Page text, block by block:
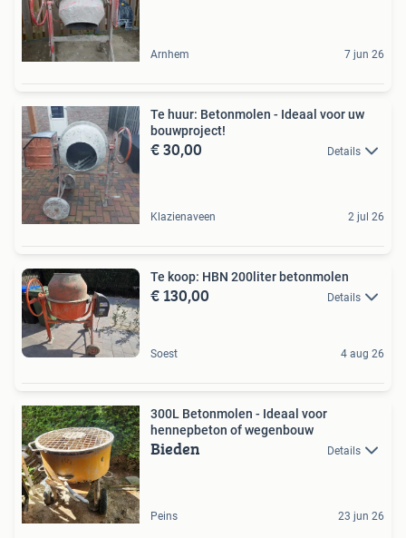
Arnhem 7 jun 26
Te huur: Betonmolen - Ideaal voor uw
bouwproject!
€ 30,00 Details
Klazienaveen 2 jul 26
Te koop: HBN 200liter betonmolen
€ 130,00 Details
Soest 4 aug 26
300L Betonmolen - Ideaal voor
hennepbeton of wegenbouw
Bieden Details
Peins 23 jun 26